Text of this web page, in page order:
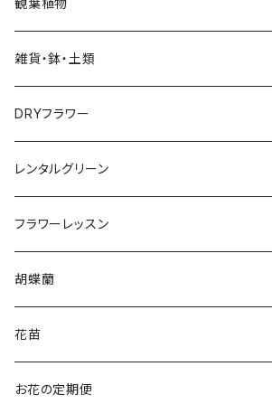
花束
アレンジメント
ローズブーケ
お供え花
アレンジメント
花束
寄せカゴ
花苗5
花苗3
観葉植物
雑貨・鉢・土類
鉢
用土
フラワーベース
園芸資材
ガラス
園芸用品
DRYフラワー
スワッグ
リース
ブーケ＆ブートニア
アレンジメント
レンタルグリーン
フラワーレッスン
アレンジメント
寄せ植え
リース
胡蝶蘭
3本立ち
5本立ち
花苗
お花の定期便